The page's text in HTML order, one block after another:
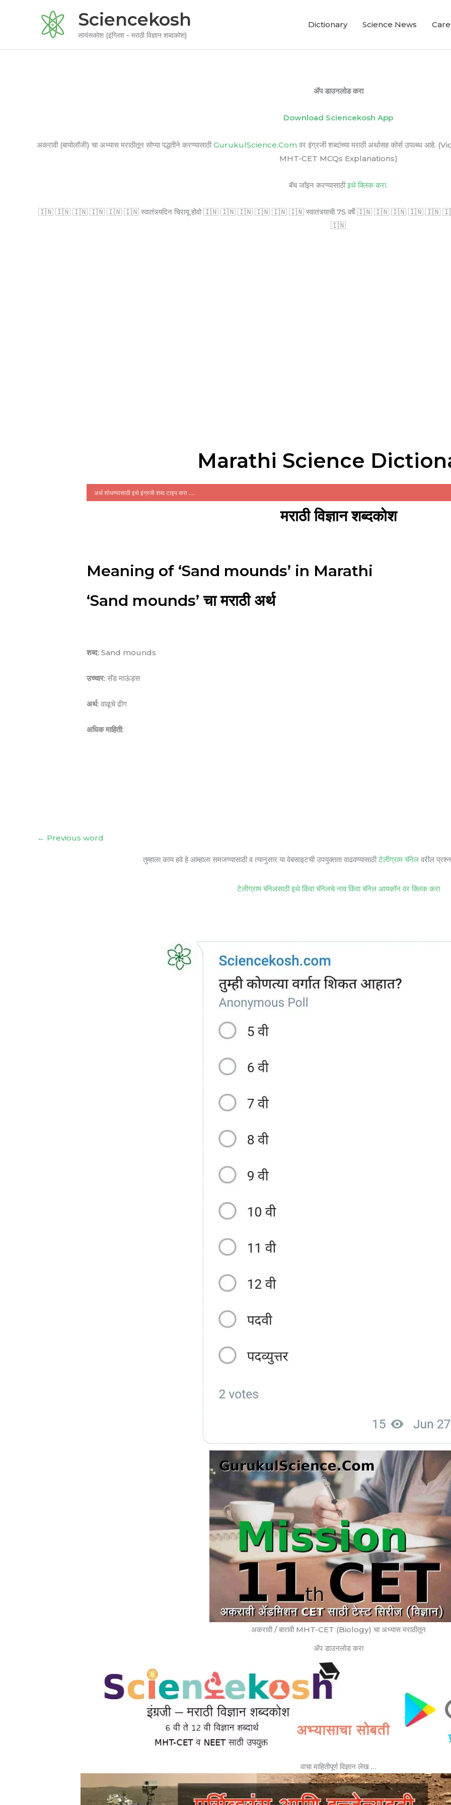
Sciencekosh
सायंसकोश (इंग्लिश - मराठी विज्ञान शब्दकोश)
Dictionary Science News
ॲप डाउनलोड करा
Download Sciencekosh App
अकरावी (बायोलॉजी) चा अभ्यास मराठीतून सोप्या पद्धतीने करण्यासाठीGurukulScience.Com वर इंग्रजी शब्दांच्या मराठी अर्थासह कोर्स
MHT-CET MCQs Explanations)
बॅच जॉइन करण्यासाठीइथे क्लिक करा.
🇮🇳 🇮🇳 🇮🇳 🇮🇳 🇮🇳 🇮🇳 स्वातंत्र्यदिन चिरायू होवो 🇮🇳 🇮🇳 🇮🇳 🇮🇳 🇮🇳 🇮🇳 स्वातंत्र्याची 75 वर्षे 🇮🇳 🇮🇳 🇮🇳 🇮🇳 🇮🇳 🇮🇳
🇮🇳
Marathi Science
मराठी विज्ञान शब्दकोश
Meaning of ‘Sand mounds’ in Marathi
‘Sand mounds’ चा मराठी अर्थ
शब्द: Sand mounds
उच्चार: सॅंड माऊंड्स
अर्थ: वाळूचे ढीग
अधिक माहिती:
← Previous word
तुम्हाला काय हवे हे आम्हाला समजण्यासाठी व त्यानुसार या वेबसाइटची उपयुक्तता वाढवण्यासाठीटेलीग्राम चॅनेल वरील
टेलीग्राम चॅनेलसाठी इथे किंवा चॅनेलचे नाव किंवा चॅनेल आयकॉन वर क्लिक करा
अकरावी / बारावी MHT-CET (Biology) चा अभ्यास मराठीतून
ॲप डाउनलोड करा
वाचा माहितीपूर्ण विज्ञान लेख …